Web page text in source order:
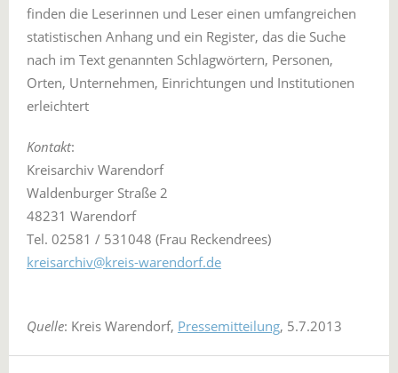
finden die Leserinnen und Leser einen umfangreichen
statistischen Anhang und ein Register, das die Suche
nach im Text genannten Schlagwörtern, Personen,
Orten, Unternehmen, Einrichtungen und Institutionen
erleichtert
Kontakt:
Kreisarchiv Warendorf
Waldenburger Straße 2
48231 Warendorf
Tel. 02581 / 531048 (Frau Reckendrees)
kreisarchiv@kreis-warendorf.de
Quelle: Kreis Warendorf, Pressemitteilung, 5.7.2013